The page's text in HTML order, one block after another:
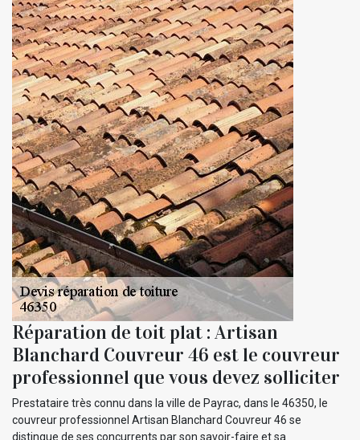
Réparation de toit plat : Artisan
Blanchard Couvreur 46 est le couvreur
professionnel que vous devez solliciter
Prestataire très connu dans la ville de Payrac, dans le 46350, le
couvreur professionnel Artisan Blanchard Couvreur 46 se
distingue de ses concurrents par son savoir-faire et sa